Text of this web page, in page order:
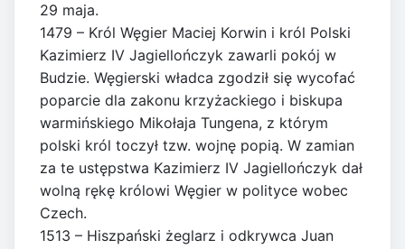
29 maja.
1479 – Król Węgier Maciej Korwin i król Polski
Kazimierz IV Jagiellończyk zawarli pokój w
Budzie. Węgierski władca zgodził się wycofać
poparcie dla zakonu krzyżackiego i biskupa
warmińskiego Mikołaja Tungena, z którym
polski król toczył tzw. wojnę popią. W zamian
za te ustępstwa Kazimierz IV Jagiellończyk dał
wolną rękę królowi Węgier w polityce wobec
Czech.
1513 – Hiszpański żeglarz i odkrywca Juan